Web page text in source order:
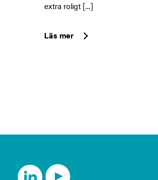
extra roligt […]
Läs mer